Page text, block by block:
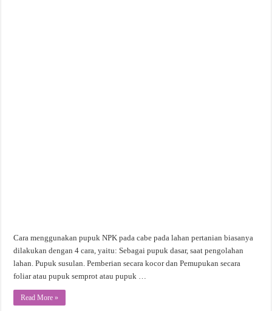
Cara menggunakan pupuk NPK pada cabe pada lahan pertanian biasanya
dilakukan dengan 4 cara, yaitu: Sebagai pupuk dasar, saat pengolahan
lahan. Pupuk susulan. Pemberian secara kocor dan Pemupukan secara
foliar atau pupuk semprot atau pupuk …
Read More »